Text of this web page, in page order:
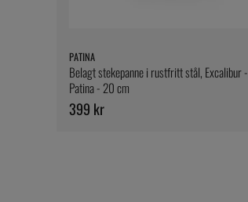
PATINA
Belagt stekepanne i rustfritt stål, Excalibur -
Patina - 20 cm
399 kr